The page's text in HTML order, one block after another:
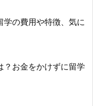
学の費用や特徴、気に
？お金をかけずに留学